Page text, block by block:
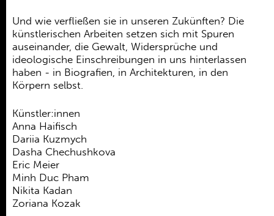
Und wie verfließen sie in unseren Zukünften? Die
künstlerischen Arbeiten setzen sich mit Spuren
auseinander, die Gewalt, Widersprüche und
ideologische Einschreibungen in uns hinterlassen
haben - in Biografien, in Architekturen, in den
Körpern selbst.
Künstler:innen
Anna Haifisch
Dariia Kuzmych
Dasha Chechushkova
Eric Meier
Minh Duc Pham
Nikita Kadan
Zoriana Kozak